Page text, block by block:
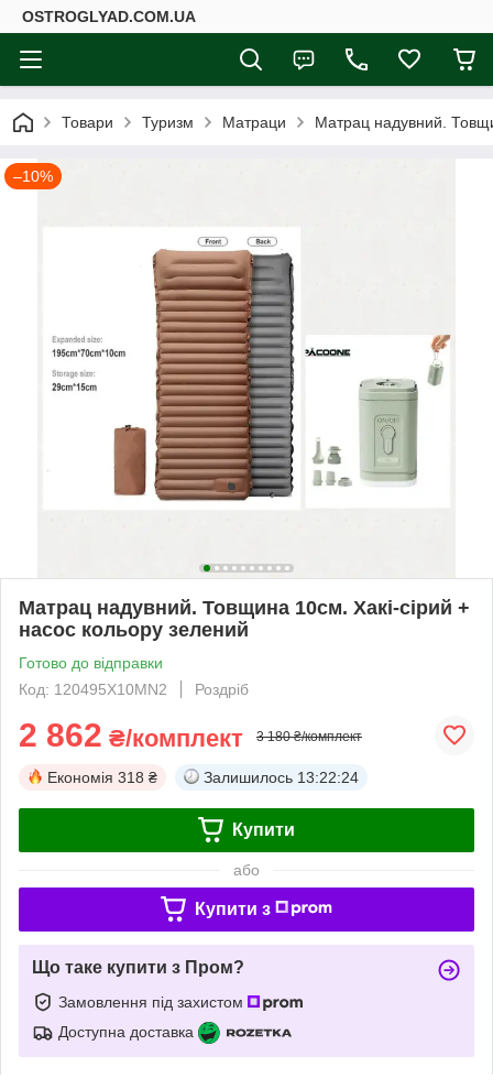
ОSTROGLYAD.СOM.UA
Товари Туризм Матраци Матрац надувний.
–10%
Матрац надувний. Товщина 10см. Хакі-сірий +
насос кольору зелений
Готово до відправки
Код: 120495Х10MN2
Роздріб
2 862 ₴/комплект 3 180 ₴/комплект
Економія 318 ₴ Залишилось 13:22:23
Купити
або
Купити з
Що таке купити з Пром?
Замовлення під захистом
Доступна доставка